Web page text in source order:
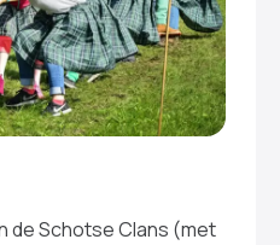
de Schotse Clans (met